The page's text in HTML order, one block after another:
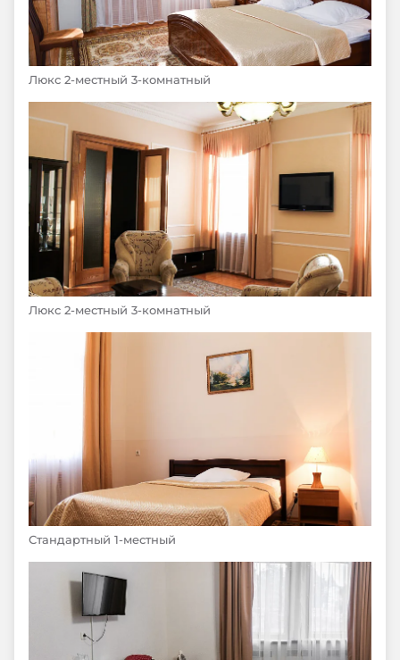
Люкс 2-местный 3-комнатный
Люкс 2-местный 3-комнатный
Стандартный 1-местный